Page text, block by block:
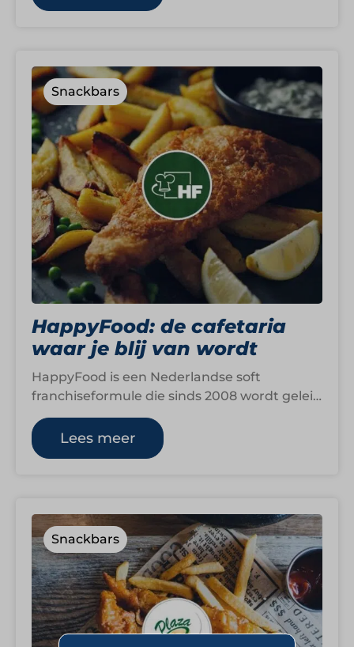
Snackbars
HappyFood: de cafetaria
waar je blij van wordt
HappyFood is een Nederlandse soft
franchiseformule die sinds 2008 wordt geleid
door Guido de Moor, inmiddels ruim dertig
jaar actief…
Lees meer
Snackbars